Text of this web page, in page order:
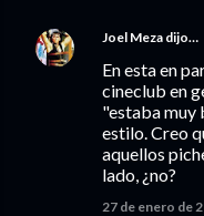
Joel Meza dijo…
En esta en
cineclub en
"estaba muy
estilo. Creo
aquellos
lado, ¿no?
27 de enero de